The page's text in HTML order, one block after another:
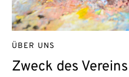
Zweck des Vereins
ÜBER UNS